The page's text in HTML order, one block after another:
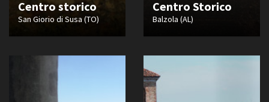
Centro storico
San Giorio di Susa (TO)
Centro Storico
Balzola (AL)